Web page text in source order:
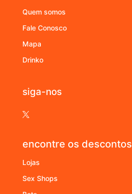
Quem somos
Fale Conosco
Mapa
Drinko
siga-nos

encontre os descontos
Lojas
Sex Shops